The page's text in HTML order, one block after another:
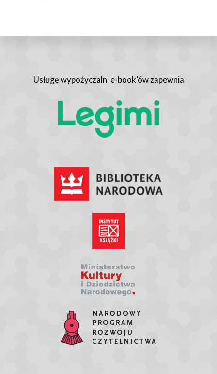
Usługę wypożyczalni e-book’ów zapewnia